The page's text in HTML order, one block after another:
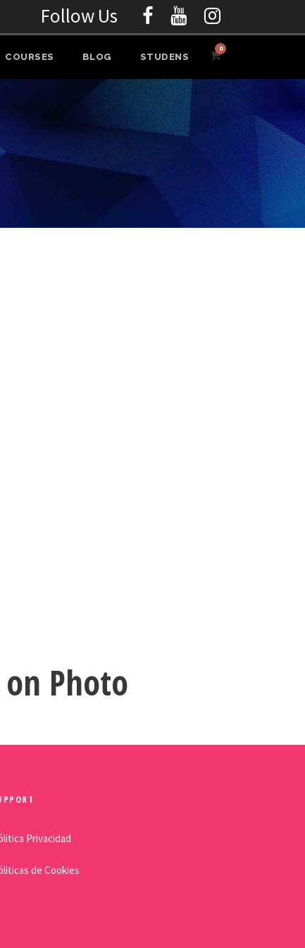
Follow Us
COURSES BLOG STUDENS
0
Photo
Privacidad
de Cookies